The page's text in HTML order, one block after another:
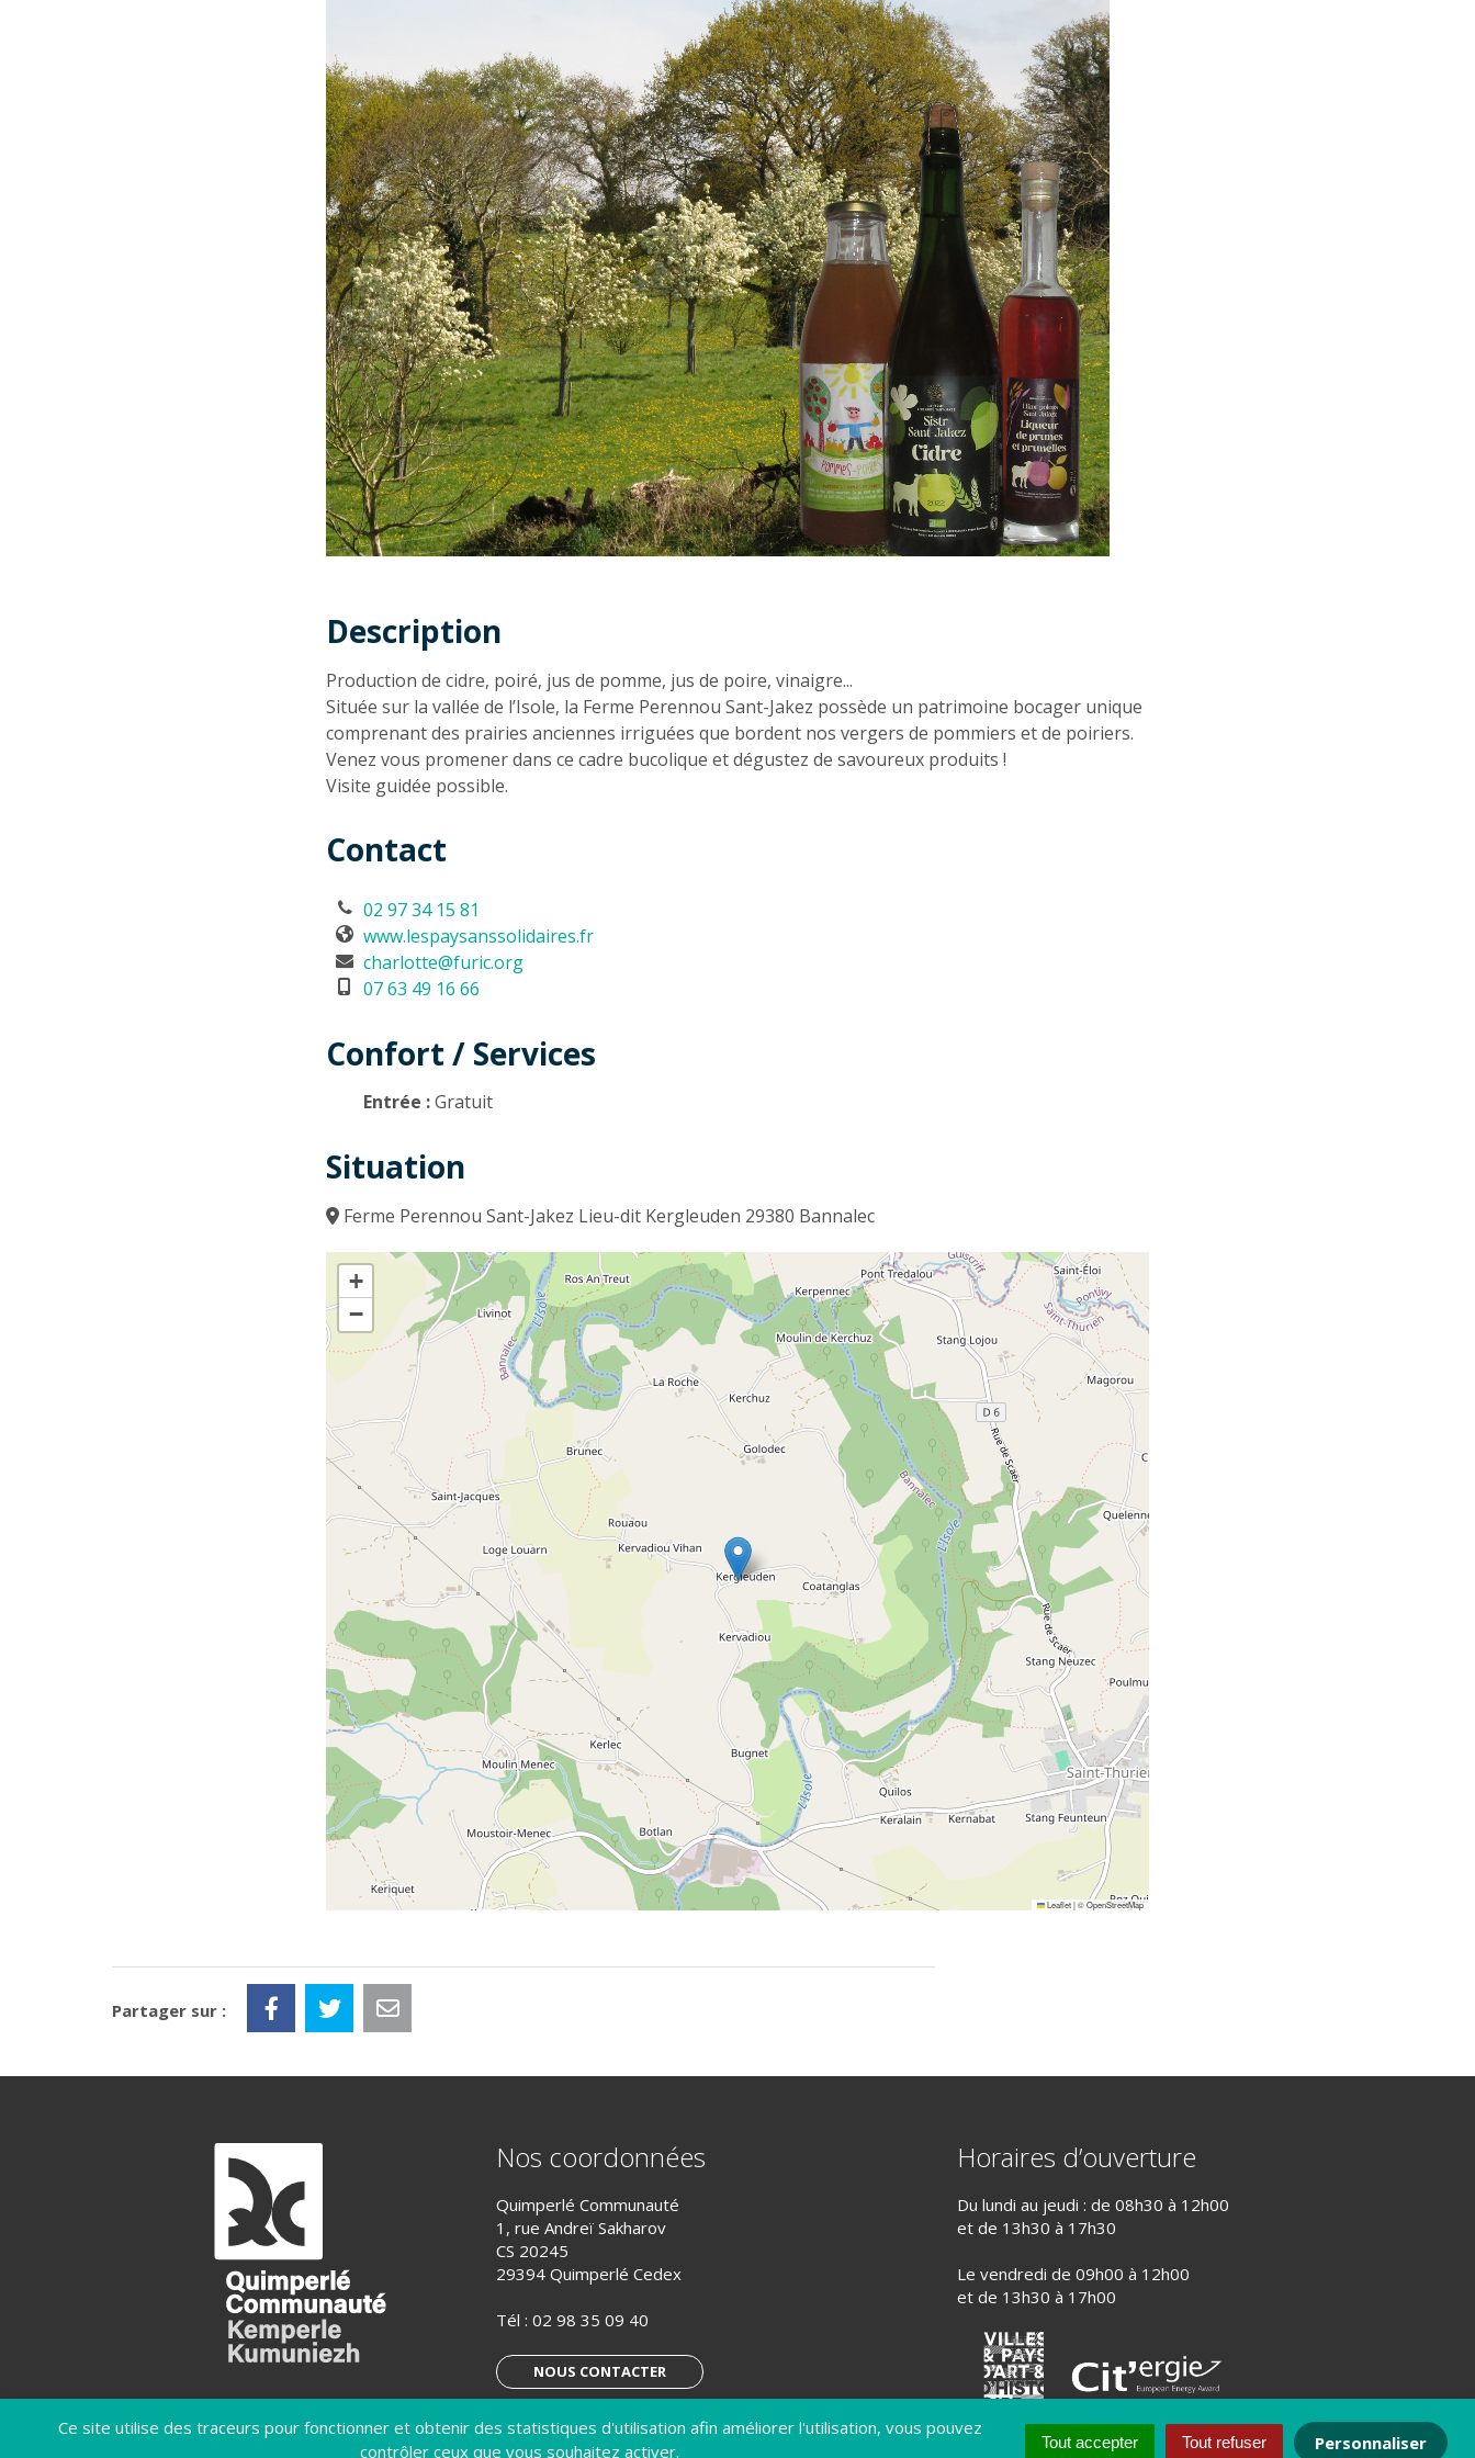
Ce site utilise des traceurs pour fonctionner et obtenir des statistiques d'utilisation afin améliorer l'utilisation, vous pouvez
contrôler ceux que vous souhaitez activer.
Tout accepter Tout refuser Personnaliser
Description
Description
Production de cidre, poiré, jus de pomme, jus de poire, vinaigre...
Située sur la vallée de l’Isole, la Ferme Perennou Sant-Jakez possède un patrimoine bocager unique
comprenant des prairies anciennes irriguées que bordent nos vergers de pommiers et de poiriers.
Venez vous promener dans ce cadre bucolique et dégustez de savoureux produits !
Visite guidée possible.
Contact
02 97 34 15 81
www.lespaysanssolidaires.fr
charlotte@furic.org
07 63 49 16 66
Confort / Services
Entrée :Gratuit
Situation
Ferme Perennou Sant-Jakez Lieu-dit Kergleuden 29380 Bannalec
+
−
Leaflet|©OpenStreetMap
Partager sur :
Nos coordonnées
Quimperlé Communauté
1, rue Andreï Sakharov
CS 20245
29394 Quimperlé Cedex
Tél : 02 98 35 09 40
NOUS CONTACTER
S’ABONNER À LA LETTRE D’INFO
Horaires d’ouverture
Du lundi au jeudi : de 08h30 à 12h00
et de 13h30 à 17h30
Le vendredi de 09h00 à 12h00
et de 13h30 à 17h00